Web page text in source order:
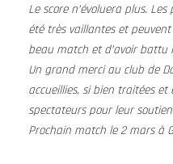
Le score n’évoluera plus.
été très vaillantes et
beau match et d’avoir battu
Un grand merci au club de
accueillies, si bien traitées et
spectateurs pour leur
Prochain match le 2 mars à